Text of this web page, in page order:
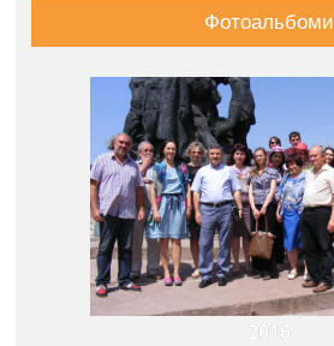
Фотоальбоми
2016